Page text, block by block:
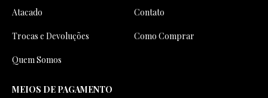
Atacado Contato
Trocas e Devoluções Como Comprar
Quem Somos
MEIOS DE PAGAMENTO